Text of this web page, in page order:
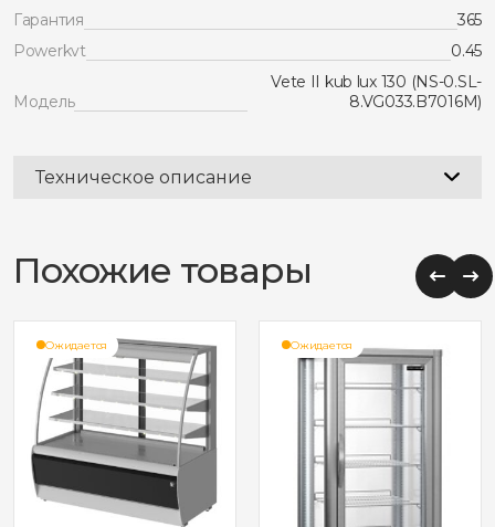
Гарантия
365
Powerkvt
0.45
Модель
Vete II kub lux 130 (NS-0.SL-
8.VG033.B7016M)
Техническое описание
Похожие товары
Ожидается Ожидается